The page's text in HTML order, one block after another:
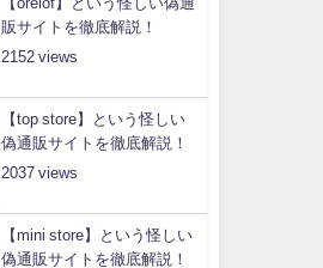
販サイトを徹底解説！
2152
【top store】という怪しい
偽通販サイトを徹底解説！
2037
【mini store】という怪しい
偽通販サイトを徹底解説！